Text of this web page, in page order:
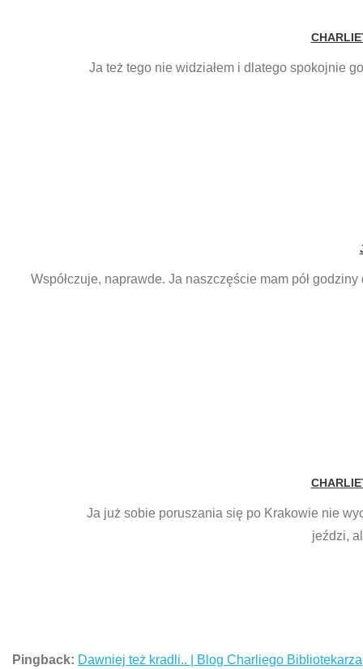
Ja też tego nie widziałem i dlatego spokojnie
Współczuje, naprawde. Ja naszczęście mam pół
Ja już sobie poruszania się po Krakowie nie
jeździ,
Pingback: Dawniej też kradli.. | Blog Charliego Bibliotekarza